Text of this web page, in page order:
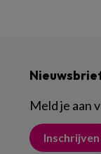
Meld je aan
Inschrijven